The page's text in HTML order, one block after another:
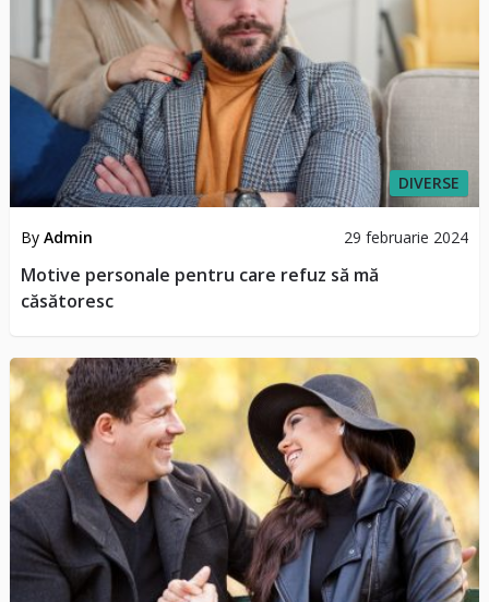
DIVERSE
By Admin 29 februarie 2024
Motive personale pentru care refuz să mă
căsătoresc